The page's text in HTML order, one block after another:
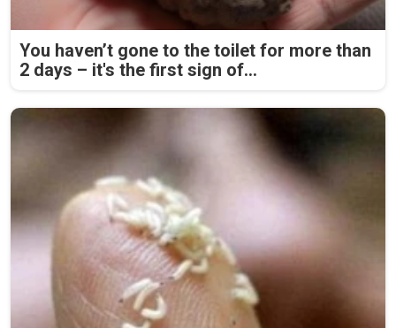
You haven’t gone to the toilet for more than
2 days – it's the first sign of...